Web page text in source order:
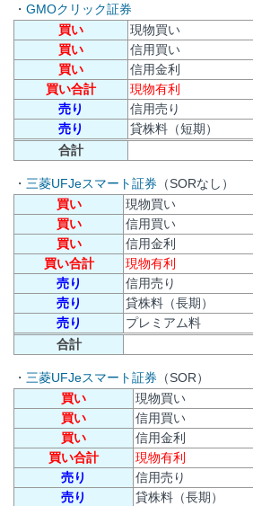
・ GMOクリック証券
買い
現物買い
買い
信用買い
買い
信用金利
買い合計
現物有利
売り
信用売り
売り
貸株料（短期）
合計
・ 三菱UFJeスマート証券 （SORなし）
買い
現物買い
買い
信用買い
買い
信用金利
買い合計
現物有利
売り
信用売り
売り
貸株料（長期）
売り
プレミアム料
合計
・ 三菱UFJeスマート証券 （SOR）
買い
現物買い
買い
信用買い
買い
信用金利
買い合計
現物有利
売り
信用売り
売り
貸株料（長期）